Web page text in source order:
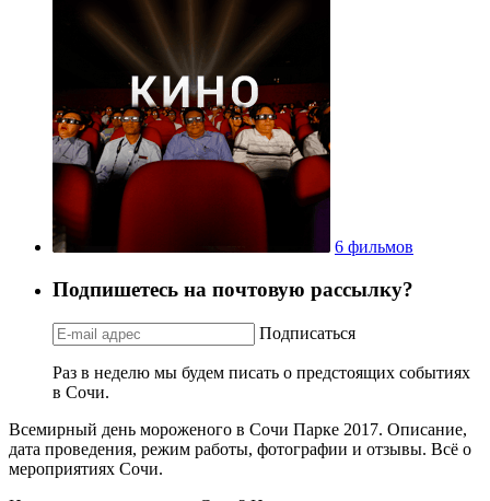
6 фильмов
Подпишетесь на почтовую рассылку?
Подписаться
Раз в неделю мы будем писать о предстоящих событиях
в Сочи.
Всемирный день мороженого в Сочи Парке 2017. Описание,
дата проведения, режим работы, фотографии и отзывы. Всё о
мероприятиях Сочи.